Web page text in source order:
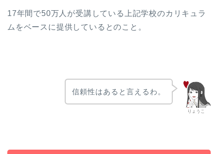
17年間で50万人が受講している上記学校のカリキュラ
ムをベースに提供しているとのこと。
りょうこ
信頼性はあると言えるわ。